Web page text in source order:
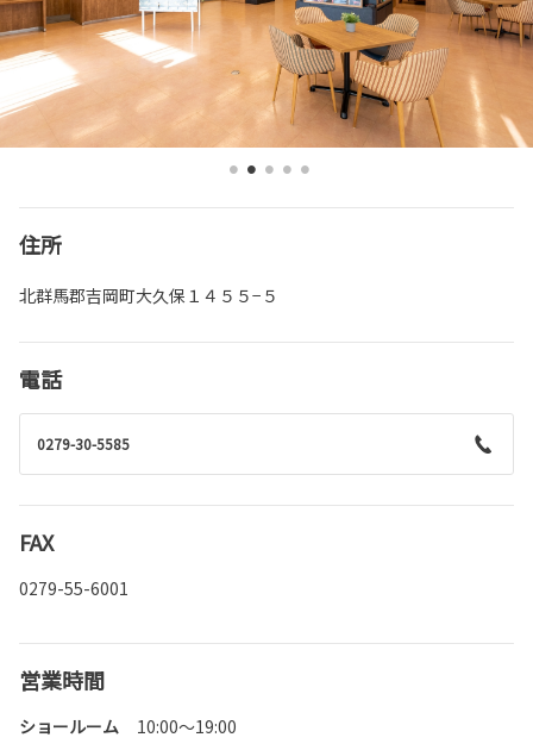
住所
北群馬郡吉岡町大久保１４５５−５
電話
0279-30-5585
FAX
0279-55-6001
営業時間
ショールーム
10:00〜19:00